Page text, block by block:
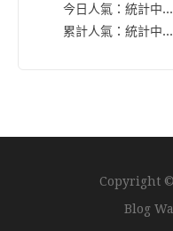
今日人氣： 統計中...
累計人氣： 統計中...
Copyright
Blog